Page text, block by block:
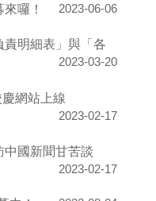
囉！ 2023-06-06
明細表」與「各
2023-03-20
網站上線
2023-02-17
中國新聞甘苦談
2023-02-17